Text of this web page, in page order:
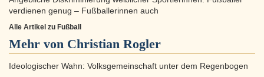
verdienen genug – Fußballerinnen auch
Alle Artikel zu Fußball
Mehr von Christian Rogler
Ideologischer Wahn: Volksgemeinschaft unter dem Regenbogen